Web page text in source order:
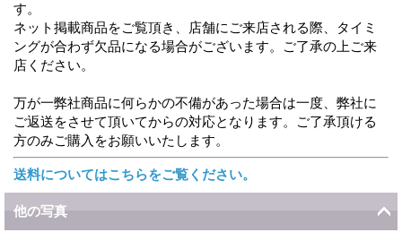
す。
ネット掲載商品をご覧頂き、店舗にご来店される際、タイミ
ングが合わず欠品になる場合がございます。ご了承の上ご来
店ください。
万が一弊社商品に何らかの不備があった場合は一度、弊社に
ご返送をさせて頂いてからの対応となります。ご了承頂ける
方のみご購入をお願いいたします。
送料についてはこちらをご覧ください。
他の写真